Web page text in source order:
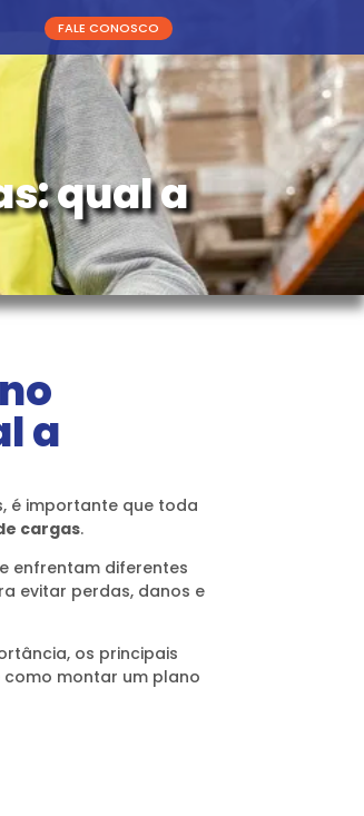
FALE CONOSCO
qual a
a
é importante que toda
cargas.
enfrentam diferentes
evitar perdas, danos e
os principais
montar um plano